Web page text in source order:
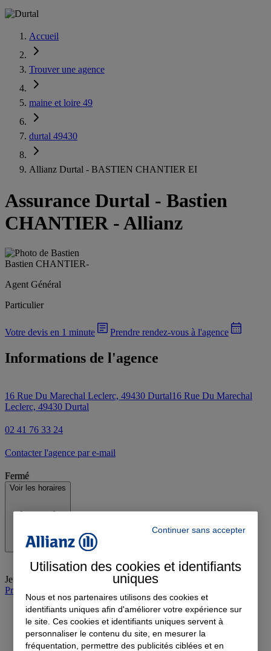
Accueil
Trouver une agence
maine et loire 49
durtal 49430
Allianz Durtal - BASTIEN CHANTIER EI
Assurance Durtal - Bastien
CHANTIER - Allianz
Bastien CHANTIER-
Agent Général
Particulier
Votre devis en 1 minute Prendre rendez-vous à l'agence
Informations de l'agence
16 Rue Du Marechal Leclerc, 49430 Durtal16 Rue Du Marechal
Leclerc, 49430 Durtal
02 41 76 33 24
Contacter l'agence par e-mail
Fermé
Voir les horaires
Jeudi
Prendre rendez-vous à l'agence
Continuer sans accepter
Utilisation des cookies et identifiants
uniques
Nous et nos partenaires utilisons des cookies et
identifiants uniques afin d'améliorer votre expérience sur
le site. Ces cookies et identifiants uniques servent à
personnaliser le contenu du site, en mesurer la
fréquentation, permettre des publicités ciblées et en